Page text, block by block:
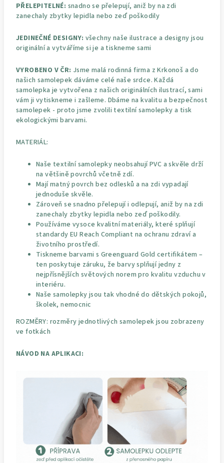
PŘELEPITELNÉ: snadno se přelepují, aniž by na zdi
zanechaly zbytky lepidla nebo zeď poškodily
JEDINEČNÉ DESIGNY: všechny naše ilustrace a designy jsou
originální a vytváříme si je a tiskneme sami
VYROBENO V ČR: Jsme malá rodinná firma z Krkonoš a do
našich samolepek dáváme celé naše srdce. Každá
samolepka je vytvořena z našich originálních ilustrací, sami
vám ji vytiskneme i zašleme. Dbáme na kvalitu a bezpečnost
samolepek - proto jsme zvolili textilní samolepky a tisk
ekologickými barvami.
MATERIÁL:
Naše textilní samolepky neobsahují PVC a skvěle drží
na většině povrchů včetně zdí.
Mají matný povrch bez odlesků a na zdi vypadají
jednoduše skvěle.
Zároveň se snadno přelepují i odlepují, aniž by na zdi
zanechaly zbytky lepidla nebo zeď poškodily.
Používáme vysoce kvalitní materiály, které splňují
standardy EU Reach Compliant na ochranu zdraví a
životního prostředí.
Tiskneme barvami s Greenguard Gold certifikátem –
ten poskytuje záruku, že barvy splňují jedny z
nejpřísnějších světových norem pro kvalitu vzduchu v
interiéru.
Naše samolepky jsou tak vhodné do dětských pokojů,
školek, nemocnic
ROZMĚRY: rozměry jednotlivých samolepek jsou zobrazeny
ve fotkách
NÁVOD NA APLIKACI: